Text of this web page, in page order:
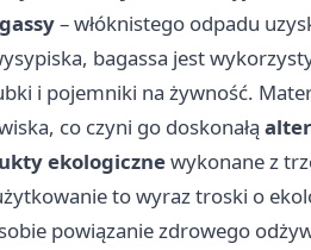
– włóknistego odpadu
bagassa jest
i pojemniki na żywność.
co czyni go doskonałą
ekologicznewykonane z
to wyraz troski o
powiązanie zdrowego